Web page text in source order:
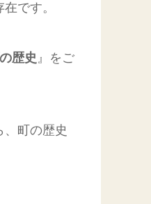
です。
歴史 』をご
町の歴史